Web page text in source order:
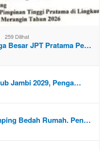
259 Dilihat
Besar JPT Pratama Pe…
Jambi 2029, Penga…
Bedah Rumah. Pen…